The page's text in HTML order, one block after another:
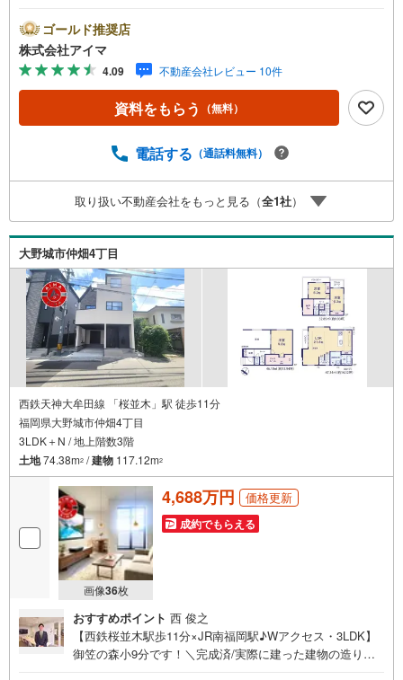
画」から「物件選び」まで全力でバックアップいたしま
す。＼株式会社アイマが選ばれる2大サポート/【プロ目線
のローンの提案力】大手ネット銀行をはじめ多数の金融機
関と提携。お借入期間「最長50年」のプランや今注目の低
金利プランなど、購入後の生活にゆとりを持たせるための
最適な資金計画をご提案します。【フットワーク軽い安心
いて移動が大変」という方も大歓迎。平日・夜間の現地案
大歓迎。お客様のペースを最優先し、無理な営業は一切行
いません。お客様のライフスタイルに合わせた快適な住ま
い探しをお手伝いいたします。まずはお気軽にお問い合わ
せくださいませ。
ゴールド推奨店
株式会社アイマ
4.09 不動産会社レビュー 10件
資料をもらう （無料）
電話する （通話料無料）
取り扱い不動産会社をもっと見る（全1社）
大野城市仲畑4丁目
西鉄天神大牟田線 「桜並木」駅 徒歩11分
福岡県大野城市仲畑4丁目
3LDK＋N / 地上階数3階
土地74.38m2 /建物 117.12m2
画像36枚
4,688万円 価格更新
成約でもらえる
おすすめポイント 西 俊之
【西鉄桜並木駅歩11分×JR南福岡駅♪Wアクセス・3LDK】
御笠の森小9分です！＼完成済/実際に建った建物の造りと